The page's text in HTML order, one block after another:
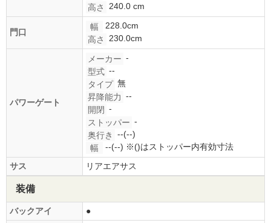
高さ
240.0 cm
門口
幅
228.0cm
高さ
230.0cm
パワーゲート
メーカー -
型式 --
タイプ 無
昇降能力 --
開閉 -
ストッパー -
奥行き
--(--)
幅
--(--) ※()はストッパー内有効寸法
サス
リアエアサス
装備
バックアイ
●